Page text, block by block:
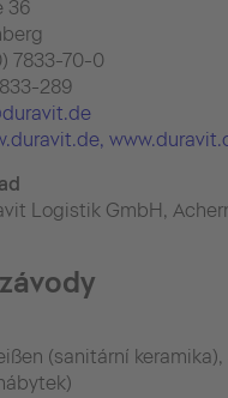
36
7833-70-0
289
,
Logistik GmbH,
(sanitární keramika),